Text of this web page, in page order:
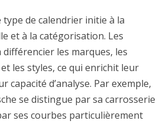
de calendrier initie à la
et à la catégorisation. Les
les marques, les
les styles, ce qui enrichit leur
capacité d’analyse. Par exemple,
se distingue par sa carrosserie
ses courbes particulièrement